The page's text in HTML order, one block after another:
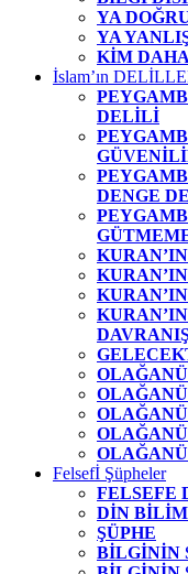
YA
YA
KİM
İslam’ın
DELİLİ
DENGE
Felsefİ Şüpheler
FELSEFE
DİN
ŞÜPHE
BİLGİNİN